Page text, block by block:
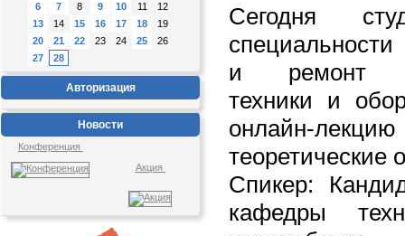
6
7 8 9 10 11
12
13
14 15 16 17 18
19
20
21 22 23 24 25
26
27
28
Авторизация
Новости
Конференция
Акция
Сегодня
и ремонт
техники и
онлайн-
теоретические
Спикер:
кафедры